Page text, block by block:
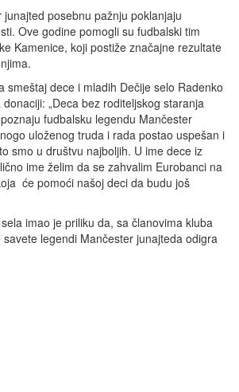
posebnu pažnju poklanjaju
Ove godine pomogli su fudbalski tim
Kamenice, koji postiže značajne rezultate
smeštaj dece i mladih Dečije selo Radenko
„Deca bez roditeljskog staranja
fudbalsku legendu Mančester
uloženog truda i rada postao uspešan i
smo u društvu najboljih. U ime dece iz
ime želim da se zahvalim Eurobanci na
će pomoći našoj deci da budu još
imao je priliku da, sa članovima kluba
legendi Mančester junajteda odigra